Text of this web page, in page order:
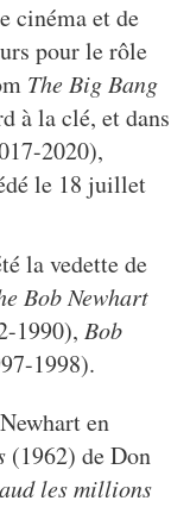
cinéma et de
pour le rôle
The Big Bang
à la clé, et dans
2020),
le 18 juillet
la vedette de
Bob Newhart
1990), Bob
1998).
en
(1962) de Don
les millions